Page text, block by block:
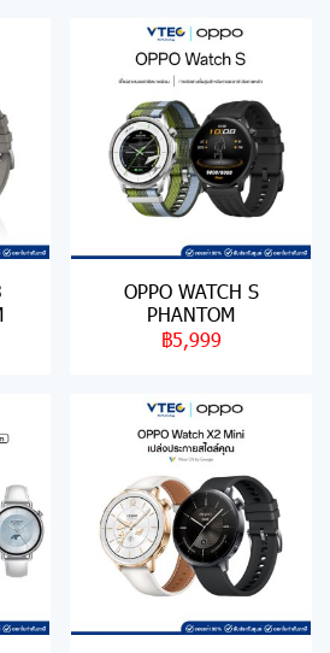
OPPO WATCH S
PHANTOM
฿5,999